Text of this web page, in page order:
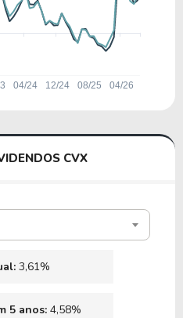
CVX
3,61%
5 anos: 4,58%